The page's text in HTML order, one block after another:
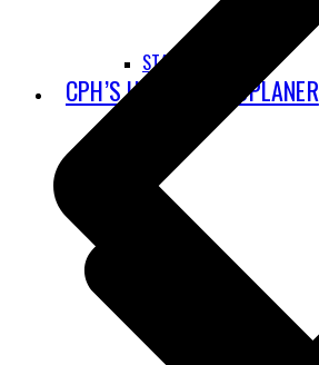
STAY GROUNDED
CPH’S UDBYGNINGSPLANER